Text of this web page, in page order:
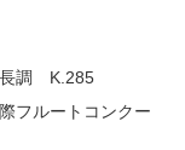
長調 K.285
フルートコンクー